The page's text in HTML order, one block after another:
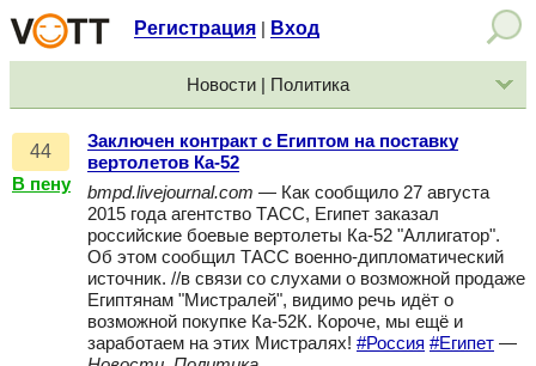
Регистрация Вход
Новости | Политика
44
В пену
Заключен контракт с Египтом на поставку
вертолетов Ка-52
bmpd.livejournal.com — Как сообщило 27 августа
2015 года агентство ТАСС, Египет заказал
российские боевые вертолеты Ка-52 "Аллигатор".
Об этом сообщил ТАСС военно-дипломатический
источник. //в связи со слухами о возможной продаже
Египтянам "Мистралей", видимо речь идёт о
возможной покупке Ка-52К. Короче, мы ещё и
заработаем на этих Мистралях! #Россия #Египет —